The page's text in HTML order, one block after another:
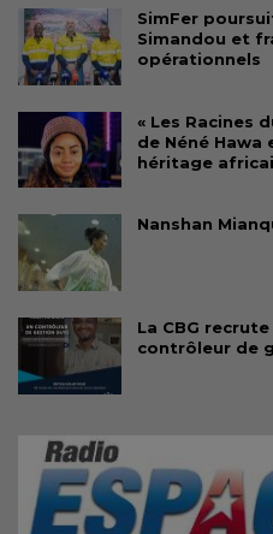
SimFer
Simandou et
opérationnels
« Les Racines
de Néné
héritage
Nanshan
La CBG
contrôleur de